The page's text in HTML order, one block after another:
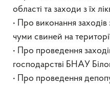
області та заходи з їх
• Про виконання заходів
чуми свиней на
• Про проведення
господарстві БНАУ
• Про проведення